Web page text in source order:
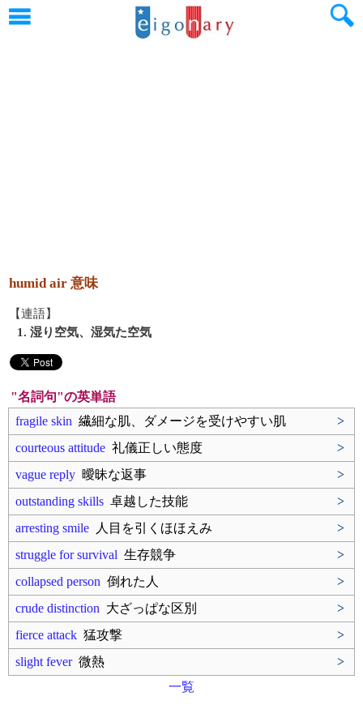
humid air 意味
【連語】
1. 湿り空気、湿気た空気
"名詞句"の英単語
fragile skin 繊細な肌、ダメージを受けやすい肌
>
courteous attitude 礼儀正しい態度
>
vague reply 曖昧な返事
>
outstanding skills 卓越した技能
>
arresting smile 人目を引くほほえみ
>
struggle for survival 生存競争
>
collapsed person 倒れた人
>
crude distinction 大ざっぱな区別
>
fierce attack 猛攻撃
>
slight fever微熱
>
一覧